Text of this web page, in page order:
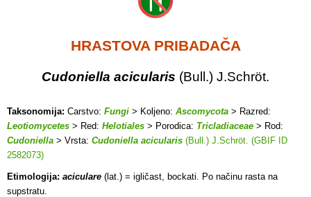
HRASTOVA PRIBADAČA
Cudoniella acicularis (Bull.) J.Schröt.
Taksonomija: Carstvo: Fungi > Koljeno: Ascomycota > Razred:
Leotiomycetes > Red: Helotiales > Porodica: Tricladiaceae > Rod:
Cudoniella > Vrsta: Cudoniella acicularis (Bull.) J.Schröt. (GBIF ID
2582073)
Etimologija: aciculare (lat.) = igličast, bockati. Po načinu rasta na
supstratu.